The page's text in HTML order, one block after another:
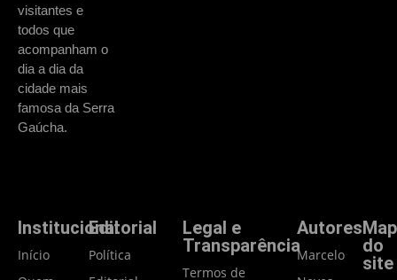
visitantes e
todos que
acompanham o
dia a dia da
cidade mais
famosa da Serra
Gaúcha.
Institucional
Início
Editorial
Política
Legal e
Transparência
Termos de
Autores
Marcelo
do
site